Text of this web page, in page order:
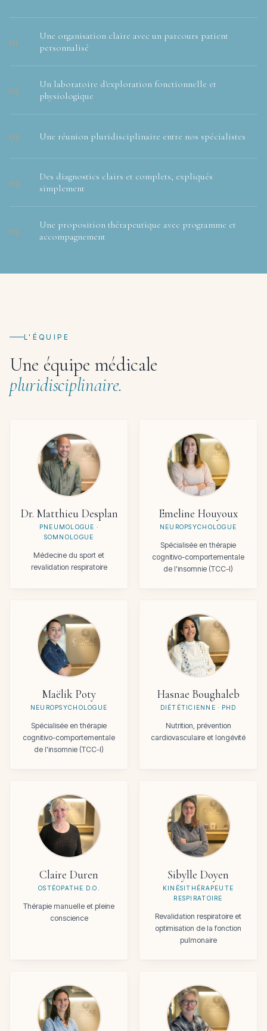
01
Une organisation claire avec un parcours patient
personnalisé
02
Un laboratoire d'exploration fonctionnelle et
physiologique
03 Une réunion pluridisciplinaire entre nos spécialistes
04
Des diagnostics clairs et complets, expliqués
simplement
05
Une proposition thérapeutique avec programme et
accompagnement
L'ÉQUIPE
Une équipe médicale
pluridisciplinaire.
Dr. Matthieu Desplan
PNEUMOLOGUE ·
SOMNOLOGUE
Médecine du sport et
revalidation respiratoire
Emeline Houyoux
NEUROPSYCHOLOGUE
Spécialisée en thérapie
cognitivo-comportementale
de l'insomnie (TCC-I)
Maëlik Poty
NEUROPSYCHOLOGUE
Spécialisée en thérapie
cognitivo-comportementale
de l'insomnie (TCC-I)
Hasnae Boughaleb
DIÉTÉTICIENNE · PHD
Nutrition, prévention
cardiovasculaire et longévité
Claire Duren
OSTÉOPATHE D.O.
Thérapie manuelle et pleine
conscience
Sibylle Doyen
KINÉSITHÉRAPEUTE
RESPIRATOIRE
Revalidation respiratoire et
optimisation de la fonction
pulmonaire